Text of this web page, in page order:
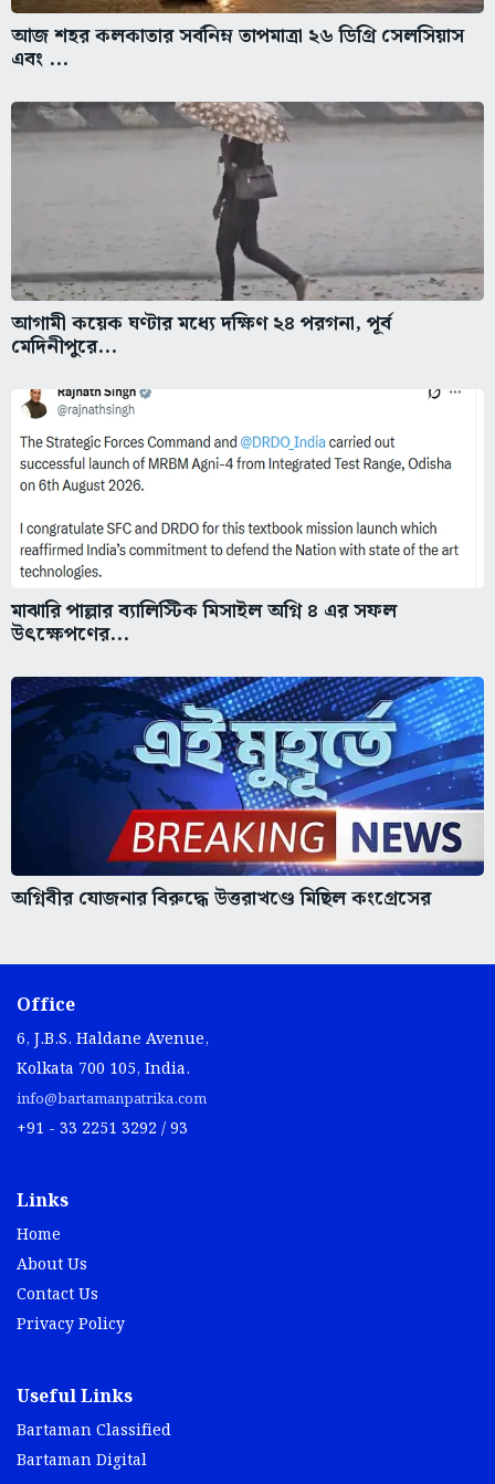
আজ শহর কলকাতার সর্বনিম্ন তাপমাত্রা ২৬ ডিগ্রি সেলসিয়াস
এবং ...
আগামী কয়েক ঘণ্টার মধ্যে দক্ষিণ ২৪ পরগনা, পূর্ব
মেদিনীপুরে...
মাঝারি পাল্লার ব্যালিস্টিক মিসাইল অগ্নি ৪ এর সফল
উৎক্ষেপণের...
অগ্নিবীর যোজনার বিরুদ্ধে উত্তরাখণ্ডে মিছিল কংগ্রেসের
Office
6, J.B.S. Haldane Avenue,
Kolkata 700 105, India.
info@bartamanpatrika.com
+91 - 33 2251 3292 / 93
Links
Home
About Us
Contact Us
Privacy Policy
Useful Links
Bartaman Classified
Bartaman Digital